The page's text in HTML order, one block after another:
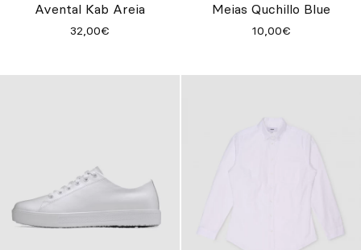
Avental Kab Areia
32,00€
Meias Quchillo Blue
10,00€